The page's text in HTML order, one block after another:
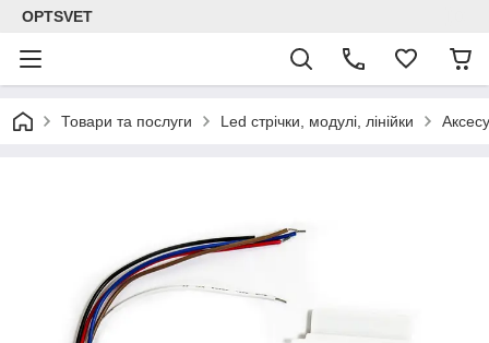
OPTSVET
Товари та послуги Led стрічки, модулі, лінійки